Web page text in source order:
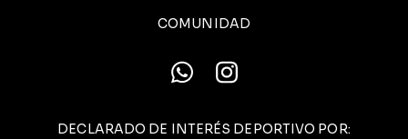
COMUNIDAD
DECLARADO DE INTERÉS DEPORTIVO POR: